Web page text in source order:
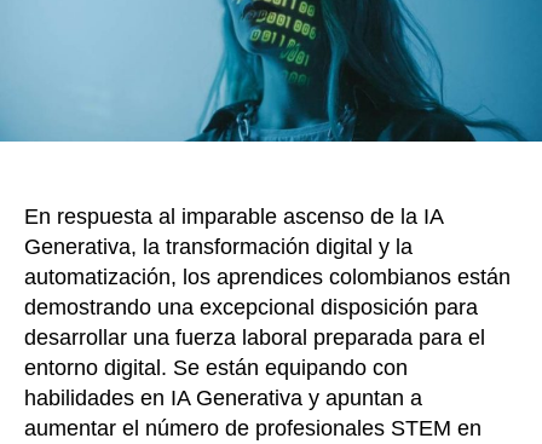
En respuesta al imparable ascenso de la IA
Generativa, la transformación digital y la
automatización, los aprendices colombianos están
demostrando una excepcional disposición para
desarrollar una fuerza laboral preparada para el
entorno digital. Se están equipando con
habilidades en IA Generativa y apuntan a
aumentar el número de profesionales STEM en